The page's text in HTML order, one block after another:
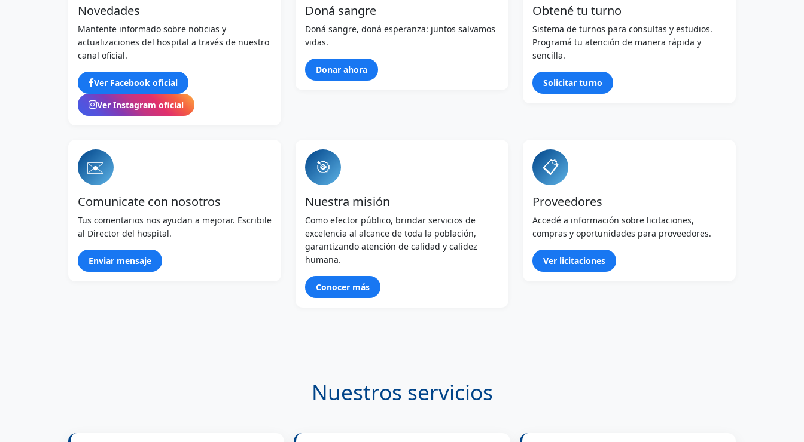
Novedades
Mantente informado sobre noticias y
actualizaciones del hospital a través de nuestro
canal oficial.
Ver Facebook oficial
Ver Instagram oficial
Doná sangre
Doná sangre, doná esperanza: juntos salvamos
vidas.
Donar ahora
Obtené tu turno
Sistema de turnos para consultas y estudios.
Programá tu atención de manera rápida y
sencilla.
Solicitar turno
✉️
Comunicate con nosotros
Tus comentarios nos ayudan a mejorar. Escribile
al Director del hospital.
Enviar mensaje
🎯
Nuestra misión
Como efector público, brindar servicios de
excelencia al alcance de toda la población,
garantizando atención de calidad y calidez
humana.
Conocer más
📋
Proveedores
Accedé a información sobre licitaciones,
compras y oportunidades para proveedores.
Ver licitaciones
Nuestros servicios